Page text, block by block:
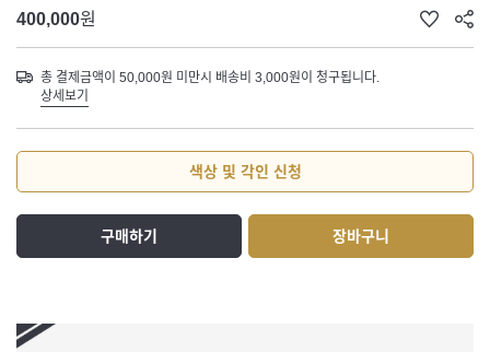
400,000원
총 결제금액이 50,000원 미만시 배송비 3,000원이 청구됩니다.
상세보기
색상 및 각인 신청
구매하기 장바구니